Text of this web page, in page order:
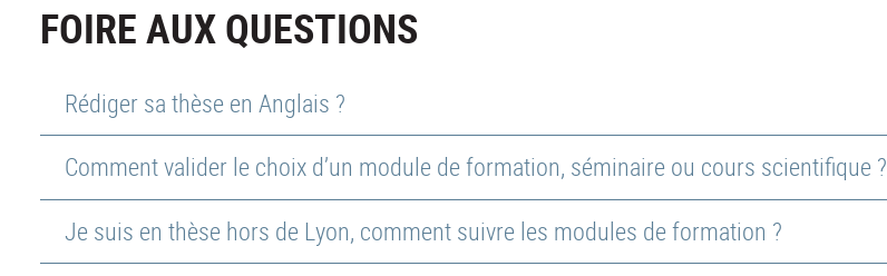
FOIRE AUX QUESTIONS
Rédiger sa thèse en Anglais ?
Comment valider le choix d’un module de formation, séminaire ou cours scientifique ?
Je suis en thèse hors de Lyon, comment suivre les modules de formation ?